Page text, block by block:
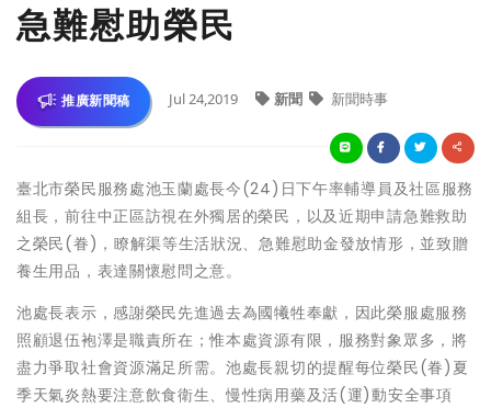
急難慰助榮民
推廣新聞稿 Jul 24,2019 新聞 新聞時事
臺北市榮民服務處池玉蘭處長今(24)日下午率輔導員及社區服務
組長，前往中正區訪視在外獨居的榮民，以及近期申請急難救助
之榮民(眷)，瞭解渠等生活狀況、急難慰助金發放情形，並致贈
養生用品，表達關懷慰問之意。
池處長表示，感謝榮民先進過去為國犧牲奉獻，因此榮服處服務
照顧退伍袍澤是職責所在；惟本處資源有限，服務對象眾多，將
盡力爭取社會資源滿足所需。池處長親切的提醒每位榮民(眷)夏
季天氣炎熱要注意飲食衛生、慢性病用藥及活(運)動安全事項